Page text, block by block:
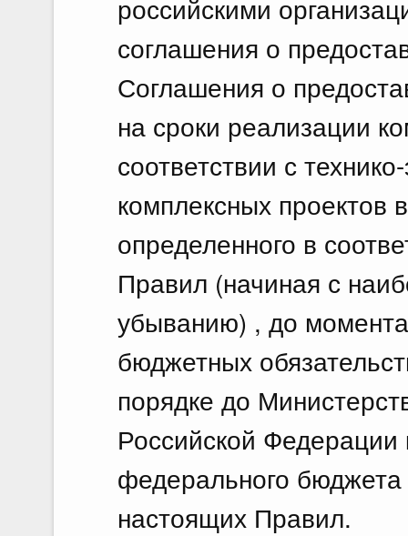
российскими
соглашения о
Соглашения о
на сроки реализации
соответствии с
комплексных проектов
определенного в
Правил (начиная с
убыванию) , до
бюджетных
порядке до
Российской Федерации
федерального бюджета
настоящих Правил.